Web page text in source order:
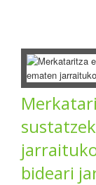
bideari